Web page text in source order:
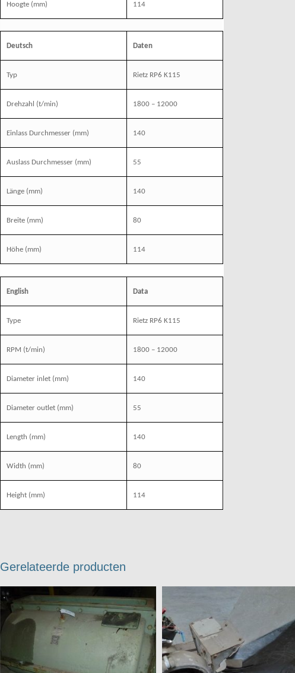
Hoogte (mm) 114
Deutsch Daten
Typ Rietz RP6 K115
Drehzahl (t/min) 1800 – 12000
Einlass Durchmesser (mm) 140
Auslass Durchmesser (mm) 55
Länge (mm) 140
Breite (mm) 80
Höhe (mm) 114
English Data
Type Rietz RP6 K115
RPM (t/min) 1800 – 12000
Diameter inlet (mm) 140
Diameter outlet (mm) 55
Length (mm) 140
Width (mm) 80
Height (mm) 114
Gerelateerde producten